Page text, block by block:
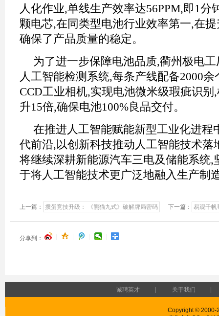
人化作业,单线生产效率达56PPM,即1分
颗电芯,在同类型电池行业效率第一,在
确保了产品质量的稳定。
为了进一步保障电池品质,衢州极电
人工智能检测系统,每条产线配备2000
CCD工业相机,实现电池微米级瑕疵识别
升15倍,确保电池100%良品交付。
在推进人工智能赋能新型工业化进程
代前沿,以创新科技推动人工智能技术落
将继续深耕新能源汽车三电及储能系统,
于将人工智能技术更广泛地融入生产制
上一篇： 掼蛋竞技升级： 《熊猫九式》破解牌局密码 下一篇： 易观千帆
分享到：
诚聘英才 关于我们
Copyright © 2000-